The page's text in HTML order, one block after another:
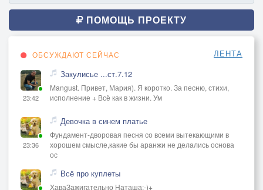
обман
Горький хрусталь
Моё отражение терзает печаль
Но я промолчу
В них тонет мой свет
Тебя отпущу
ПОМОЩЬ ПРОЕКТУ
ОБСУЖДАЮТ СЕЙЧАС ЛЕНТА
23:42
Закулисье ...ст.7.12
Mangust. Привет, Мария). Я коротко. За песню, стихи,
исполнение + Всё как в жизни. Ум
23:36
Девочка в синем платье
Фундамент-дворовая песня со всеми вытекающими в
хорошем смысле,какие бы аранжи не делались основа
ос
Всё про куплеты
ХаваЗажигательно Наташа:-)+